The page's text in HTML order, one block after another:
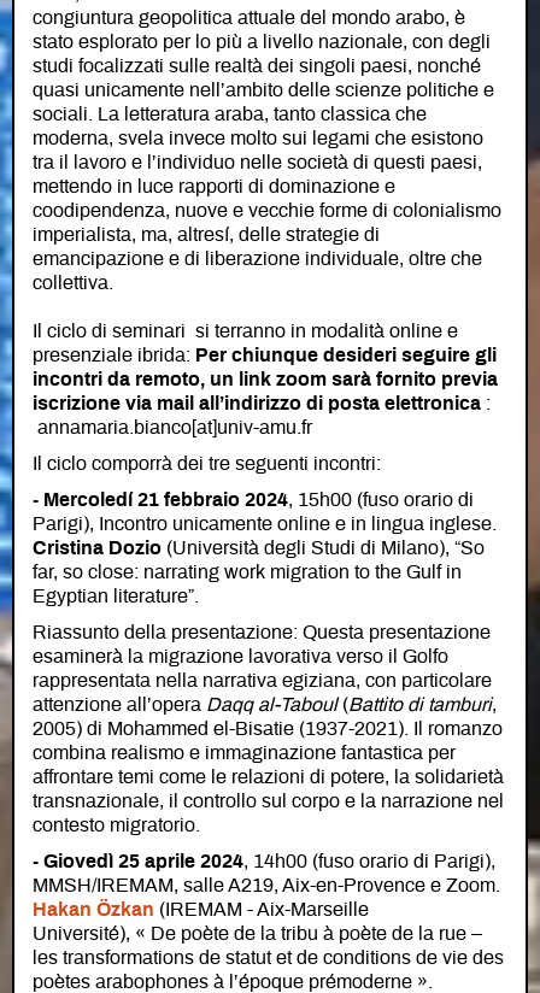
congiuntura geopolitica attuale del mondo arabo, è
stato esplorato per lo più a livello nazionale, con degli
studi focalizzati sulle realtà dei singoli paesi, nonché
quasi unicamente nell’ambito delle scienze politiche e
sociali. La letteratura araba, tanto classica che
moderna, svela invece molto sui legami che esistono
tra il lavoro e l’individuo nelle società di questi paesi,
mettendo in luce rapporti di dominazione e
coodipendenza, nuove e vecchie forme di colonialismo
imperialista, ma, altresí, delle strategie di
emancipazione e di liberazione individuale, oltre che
collettiva.
Il ciclo di seminari si terranno in modalità online e
presenziale ibrida: Per chiunque desideri seguire gli
incontri da remoto, un link zoom sarà fornito previa
iscrizione via mail all’indirizzo di posta elettronica :
annamaria.bianco[at]univ-amu.fr
Il ciclo comporrà dei tre seguenti incontri:
- Mercoledí 21 febbraio 2024, 15h00 (fuso orario di
Parigi), Incontro unicamente online e in lingua inglese.
Cristina Dozio (Università degli Studi di Milano), “So
far, so close: narrating work migration to the Gulf in
Egyptian literature”.
Riassunto della presentazione: Questa presentazione
esaminerà la migrazione lavorativa verso il Golfo
rappresentata nella narrativa egiziana, con particolare
attenzione all’opera Daqq al-Taboul(Battito di tamburi,
2005) di Mohammed el-Bisatie (1937-2021). Il romanzo
combina realismo e immaginazione fantastica per
affrontare temi come le relazioni di potere, la solidarietà
transnazionale, il controllo sul corpo e la narrazione nel
contesto migratorio.
- Giovedì 25 aprile 2024, 14h00 (fuso orario di Parigi),
MMSH/IREMAM, salle A219, Aix-en-Provence e Zoom.
Hakan Özkan (IREMAM - Aix-Marseille
Université), « De poète de la tribu à poète de la rue –
les transformations de statut et de conditions de vie des
poètes arabophones à l’époque prémoderne ».